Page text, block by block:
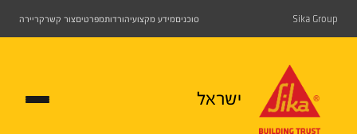
Sika Group סוכניםמידע מקצועיהורדותמפרטיםצור קשרקריירה
ישראל